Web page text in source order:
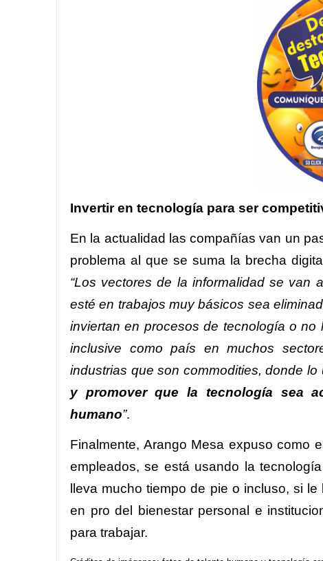
Invertir en tecnología para ser
En la actualidad las compañías van un
problema al que se suma la brecha
“Los vectores de la informalidad se van
esté en trabajos muy básicos sea
inviertan en procesos de tecnología o
inclusive como país en muchos
industrias que son commodities, donde
y promover que la tecnología sea
humano”.
Finalmente, Arango Mesa expuso como
empleados, se está usando la
lleva mucho tiempo de pie o incluso, si
en pro del bienestar personal e
para trabajar.